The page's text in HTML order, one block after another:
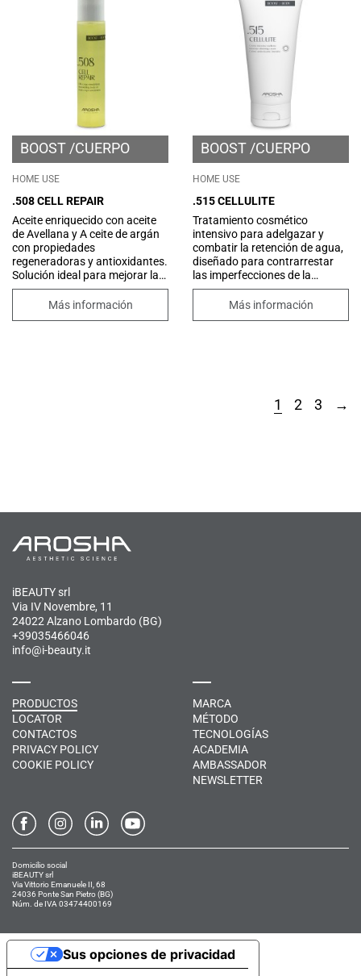
imperfecciones y la adiposidad
reductora intensiva lipolítica
con tecnología Drone
promueve la reducción de la
adiposidad, mejora el
tono y la microcirculación,
garantizando una visible
remodelación de la silueta.
BOOST CUERPO
HOME USE
.508 CELL REPAIR
Aceite enriquecido con aceite
de Avellana y A ceite de argán
con propiedades
regeneradoras y antioxidantes.
Solución ideal para mejorar la
integridad de la piel y ralentizar
el proceso deMás información
BOOST CUERPO
HOME USE
.515 CELLULITE
Tratamiento cosmético
intensivo para adelgazar y
combatir la retención de agua,
diseñado para contrarrestar
las imperfecciones de la
celulitis. Contiene el innovador
SLIM COMPLEX que ayuda a
y compuestos de aceites
esenciales que promueven el
Más información
1 2 3 →
iBEAUTY srl
Via IV Novembre, 11
24022 Alzano Lombardo (BG)
+39035466046
info@i-beauty.it
PRODUCTOS
LOCATOR
CONTACTOS
PRIVACY POLICY
COOKIE POLICY
MARCA
MÉTODO
TECNOLOGÍAS
ACADEMIA
AMBASSADOR
NEWSLETTER
Domicilio social
iBEAUTY srl
Via Vittorio Emanuele II, 68
24036 Ponte San Pietro (BG)
Núm. de IVA 03474400169
Sus opciones de privacidad